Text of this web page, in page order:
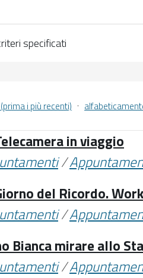
specificati
i più recenti) ·
in viaggio
/
del Ricordo.
/
Bianca mirare allo
/